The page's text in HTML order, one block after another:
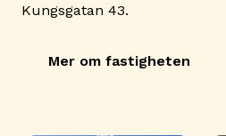
Kungsgatan 43.
Mer om fastigheten